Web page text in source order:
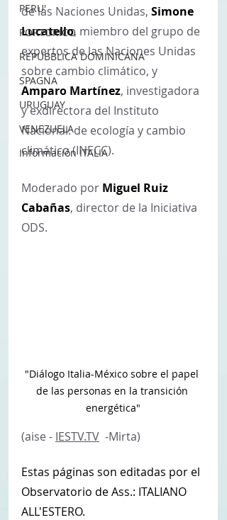
PERU'
PORTORICO
REPUBBLICA DOMINICANA
SPAGNA
URUGUAY
VENEZUELA
Información ITALIA
de las Naciones Unidas, Simone
Lucatello, miembro del grupo de
expertos de las Naciones Unidas
sobre cambio climático, y
Amparo Martínez, investigadora
y exdirectora del Instituto
Nacional. de ecología y cambio
climático (INECC).
Moderado por Miguel Ruiz
Cabañas, director de la Iniciativa
ODS.
"Diálogo Italia-México sobre el papel
de las personas en la transición
energética"
(aise - IESTV.TV
  -Mirta)
Estas páginas son editadas por el
Observatorio de Ass.: ITALIANO
ALL'ESTERO.